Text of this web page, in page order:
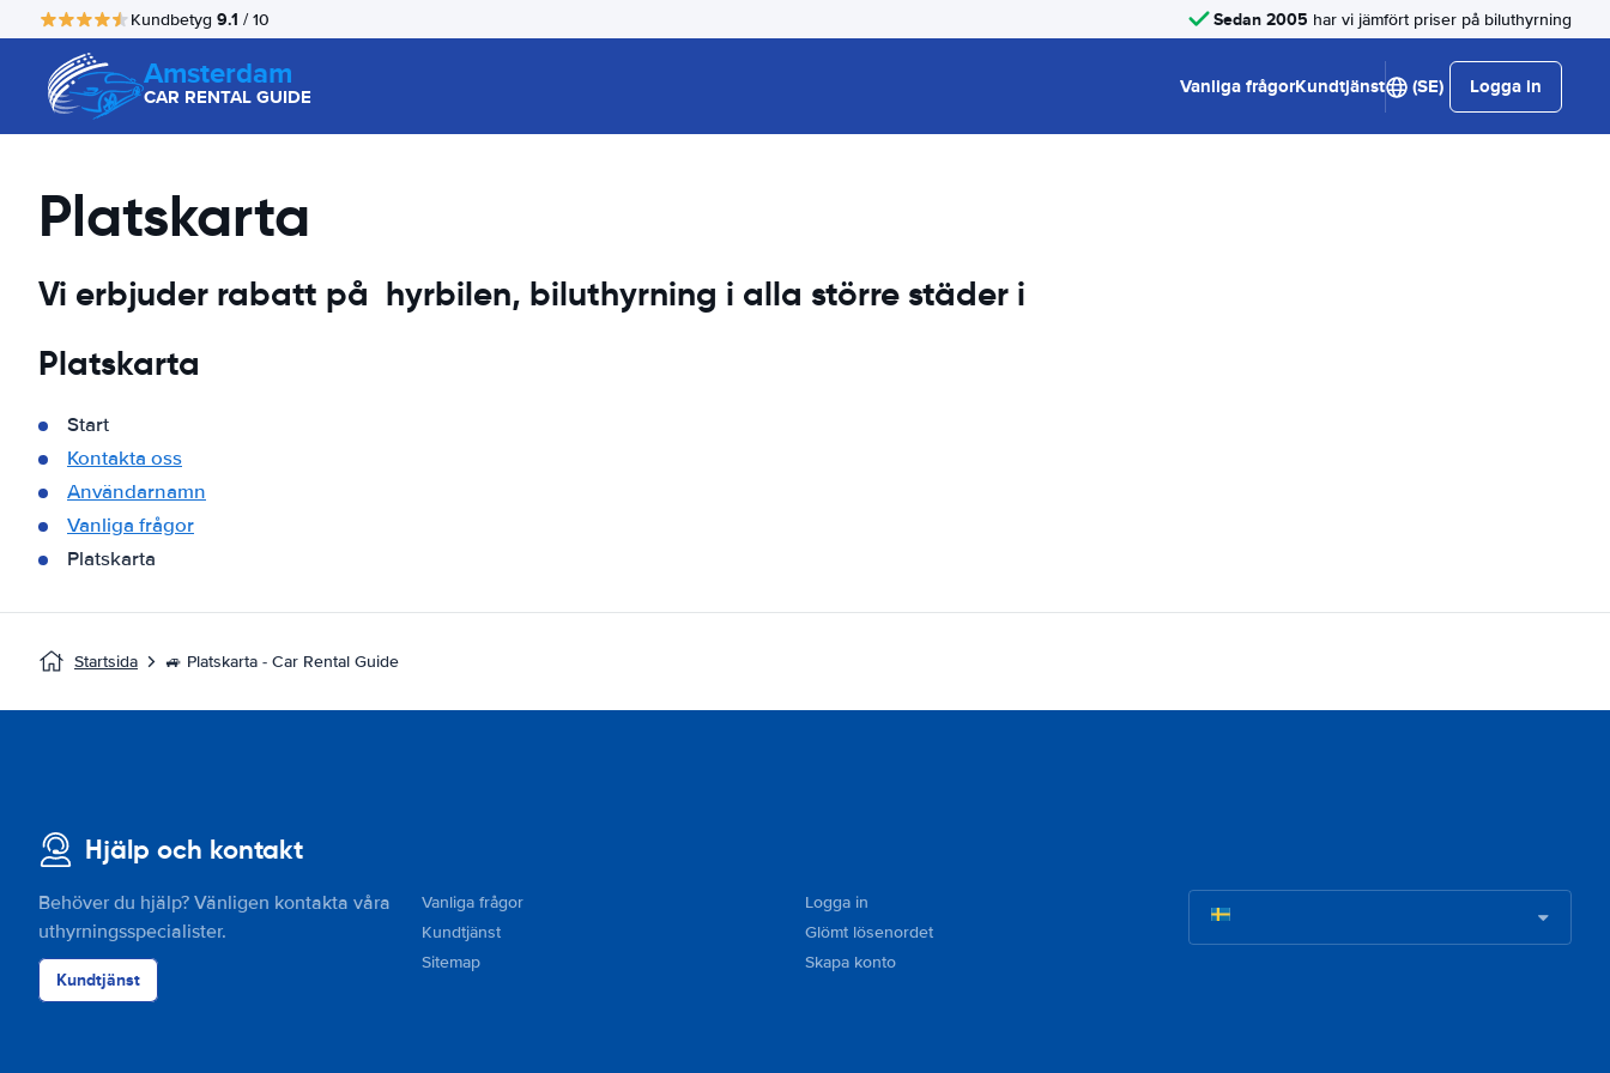
Kundbetyg 9.1 / 10 Sedan 2005 har vi jämfört priser på biluthyrning
Amsterdam
CAR RENTAL GUIDE Vanliga frågorKundtjänst (SE) Logga in
Platskarta
Vi erbjuder rabatt på hyrbilen, biluthyrning i alla större städer i
Platskarta
Start
Kontakta oss
Användarnamn
Vanliga frågor
Platskarta
Startsida 🚙 Platskarta - Car Rental Guide
Hjälp och kontakt
Behöver du hjälp? Vänligen kontakta våra
uthyrningsspecialister.
Kundtjänst
Vanliga frågor
Kundtjänst
Sitemap
Logga in
Glömt lösenordet
Skapa konto